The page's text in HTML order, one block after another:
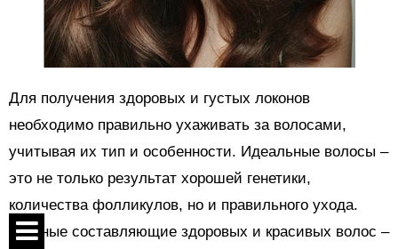
Для получения здоровых и густых локонов
необходимо правильно ухаживать за волосами,
учитывая их тип и особенности. Идеальные волосы –
это не только результат хорошей генетики,
количества фолликулов, но и правильного ухода.
Главные составляющие здоровых и красивых волос –